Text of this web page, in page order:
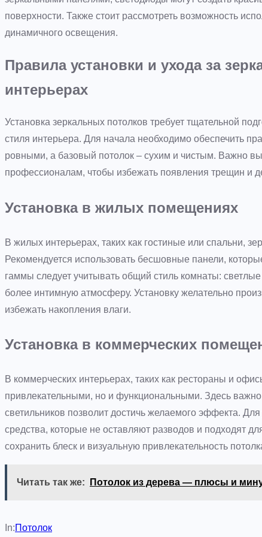
поверхности. Также стоит рассмотреть возможность
динамичного освещения.
Правила установки и ухода за
интерьерах
Установка зеркальных потолков требует тщательной
стиля интерьера. Для начала необходимо обеспечить
ровными, а базовый потолок – сухим и чистым. Важно
профессионалам, чтобы избежать появления трещин и
Установка в жилых помещениях
В жилых интерьерах, таких как гостиные или спальни,
Рекомендуется использовать бесшовные панели,
гаммы следует учитывать общий стиль комнаты:
более интимную атмосферу. Установку желательно
избежать накопления влаги.
Установка в коммерческих
В коммерческих интерьерах, таких как рестораны и
привлекательными, но и функциональными. Здесь важно
светильников позволит достичь желаемого эффекта.
средства, которые не оставляют разводов и подходят
сохранить блеск и визуальную привлекательность
Читать так же: Потолок из дерева — плюсы и
In:Потолок